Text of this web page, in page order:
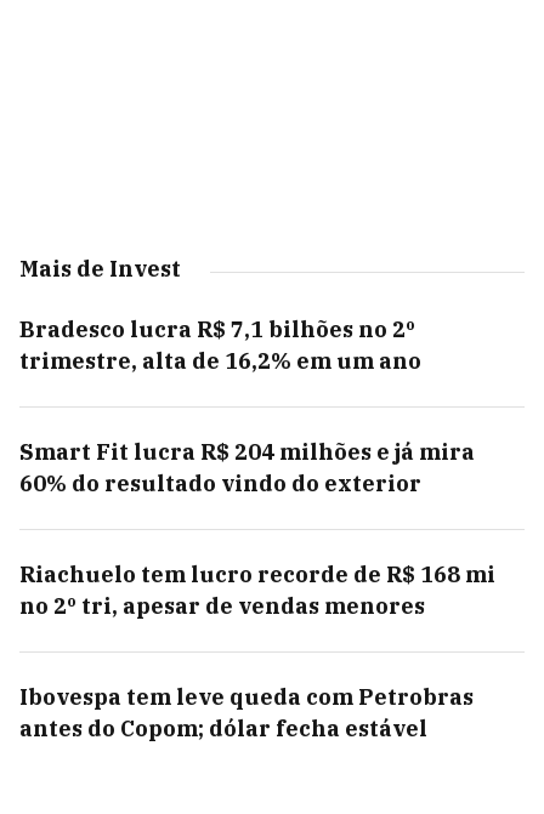
Mais de Invest
Bradesco lucra R$ 7,1 bilhões no 2º
trimestre, alta de 16,2% em um ano
Smart Fit lucra R$ 204 milhões e já mira
60% do resultado vindo do exterior
Riachuelo tem lucro recorde de R$ 168 mi
no 2º tri, apesar de vendas menores
Ibovespa tem leve queda com Petrobras
antes do Copom; dólar fecha estável